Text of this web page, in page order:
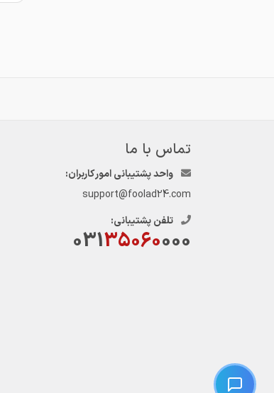
تماس با ما
واحد پشتیبانی امور کاربران:
support@foolad24.com
تلفن پشتیبانی:
03135060000